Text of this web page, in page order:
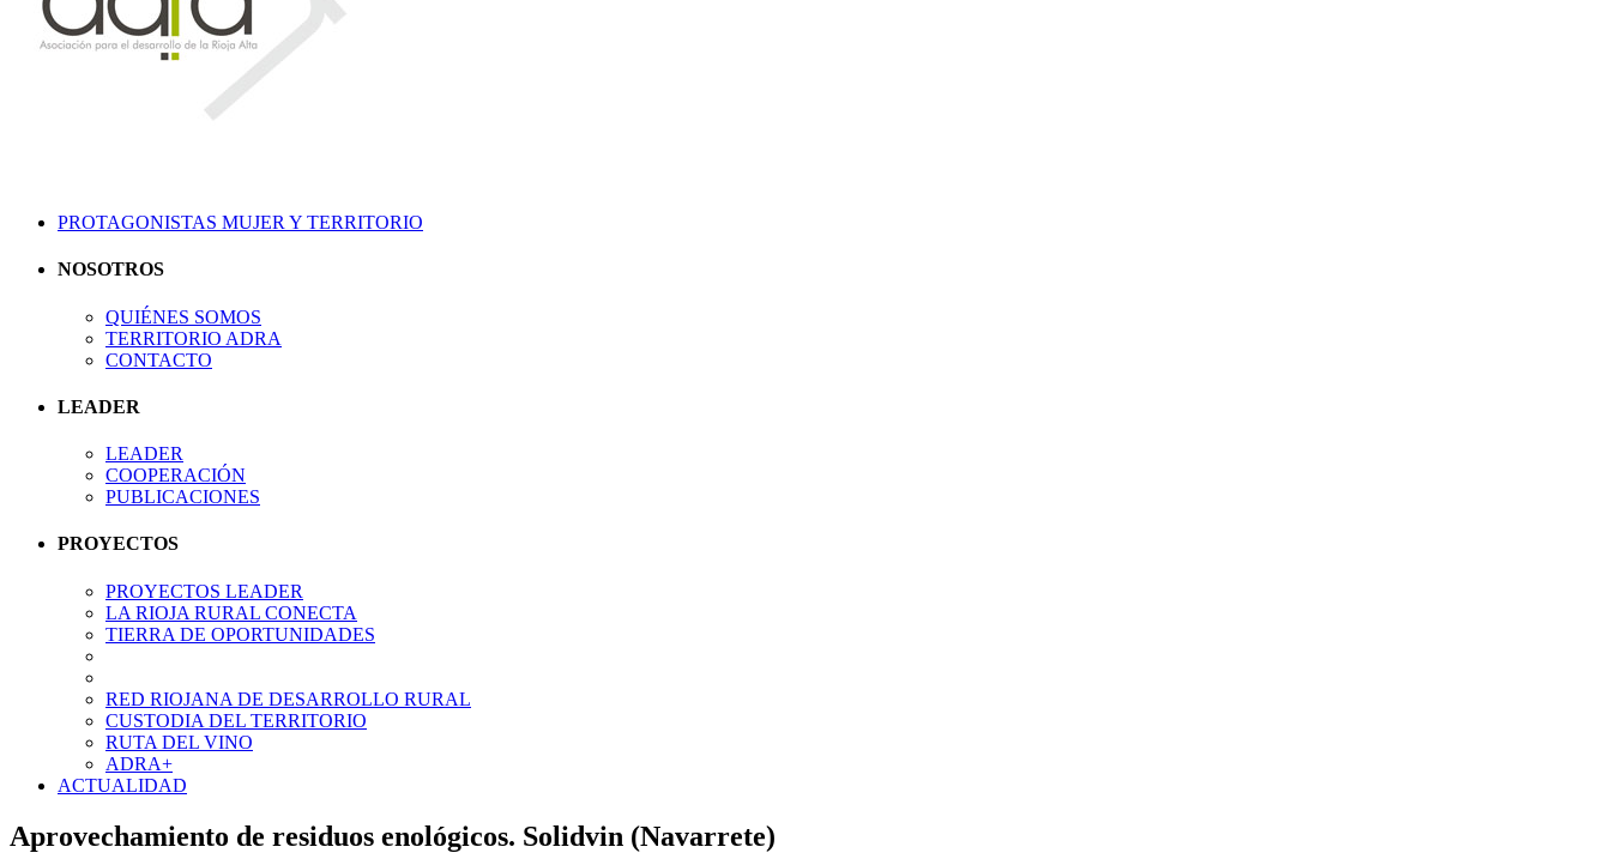
PROTAGONISTAS MUJER Y TERRITORIO
NOSOTROS
QUIÉNES SOMOS
TERRITORIO ADRA
CONTACTO
LEADER
LEADER
COOPERACIÓN
PUBLICACIONES
PROYECTOS
PROYECTOS LEADER
LA RIOJA RURAL CONECTA
TIERRA DE OPORTUNIDADES
RED RIOJANA DE DESARROLLO RURAL
CUSTODIA DEL TERRITORIO
RUTA DEL VINO
ADRA+
ACTUALIDAD
Aprovechamiento de residuos enológicos. Solidvin (Navarrete)